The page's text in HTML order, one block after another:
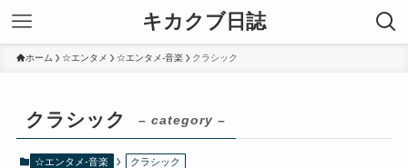
キカクブ日誌
ホーム ☆エンタメ ☆エンタメ-音楽 クラシック
クラシック – category –
☆エンタメ-音楽 クラシック